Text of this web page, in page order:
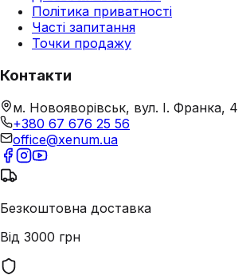
Політика приватності
Часті запитання
Точки продажу
Контакти
м. Новояворівськ, вул. І. Франка, 4
+380 67 676 25 56
office@xenum.ua
Безкоштовна доставка
Від 3000 грн